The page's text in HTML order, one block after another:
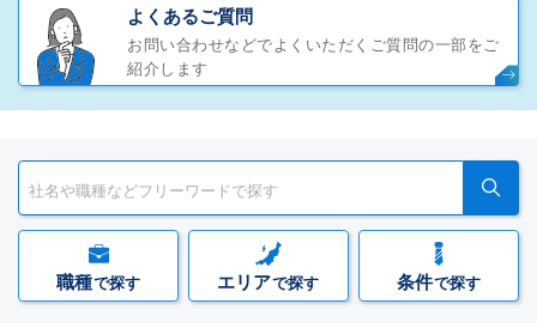
よくあるご質問
お問い合わせなどでよくいただくご質問の一部をご
紹介します
職種で探す エリアで探す 条件で探す